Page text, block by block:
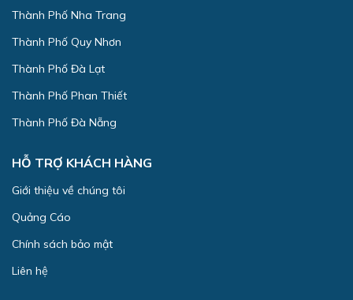
Thành Phố Nha Trang
Thành Phố Quy Nhơn
Thành Phố Đà Lạt
Thành Phố Phan Thiết
Thành Phố Đà Nẵng
HỖ TRỢ KHÁCH HÀNG
Giới thiệu về chúng tôi
Quảng Cáo
Chính sách bảo mật
Liên hệ